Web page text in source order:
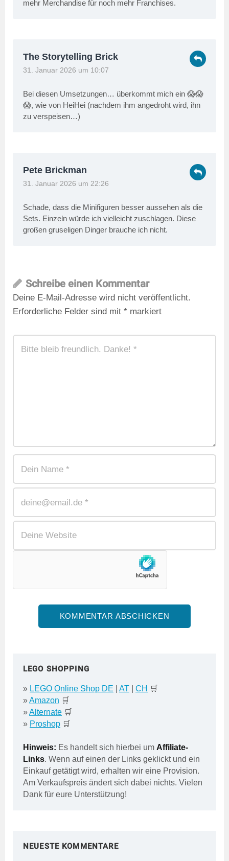
mehr Merchandise für noch mehr Franchises.
The Storytelling Brick
31. Januar 2026 um 10:07
Bei diesen Umsetzungen… überkommt mich ein 😱😱
😱, wie von HeiHei (nachdem ihm angedroht wird, ihn
zu verspeisen…)
Pete Brickman
31. Januar 2026 um 22:26
Schade, dass die Minifiguren besser aussehen als die
Sets. Einzeln würde ich vielleicht zuschlagen. Diese
großen gruseligen Dinger brauche ich nicht.
Schreibe einen Kommentar
Deine E-Mail-Adresse wird nicht veröffentlicht.
Erforderliche Felder sind mit * markiert
LEGO SHOPPING
» LEGO Online Shop DE AT CH 🛒
»Amazon 🛒
»Alternate 🛒
» Proshop 🛒
Hinweis: Es handelt sich hierbei um Affiliate-
Links. Wenn auf einen der Links geklickt und ein
Einkauf getätigt wird, erhalten wir eine Provision.
Am Verkaufspreis ändert sich dabei nichts. Vielen
Dank für eure Unterstützung!
NEUESTE KOMMENTARE